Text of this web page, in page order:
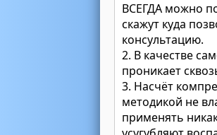
ВСЕГДА можно
скажут куда
консультацию.
2. В качестве
проникает
3. Насчёт
методикой не
применять